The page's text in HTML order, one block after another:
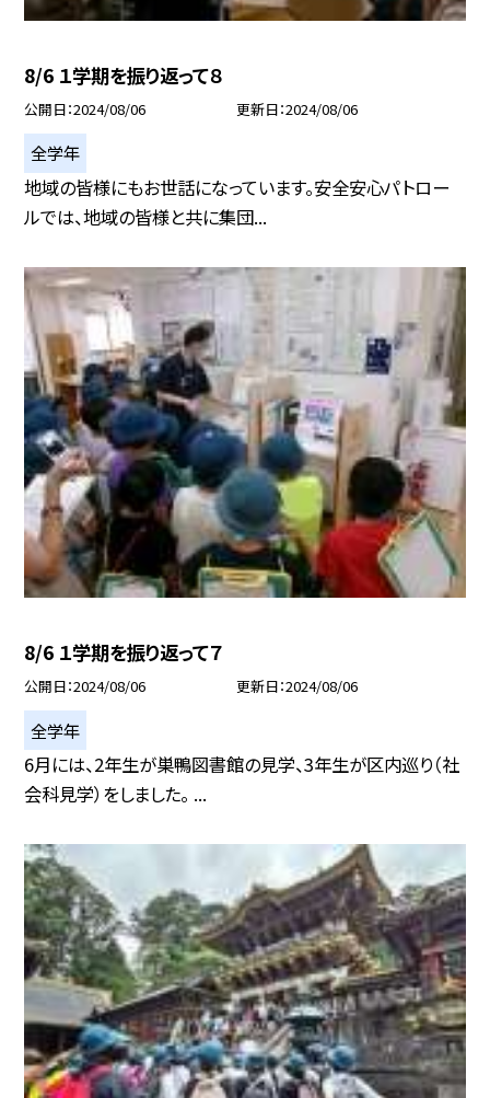
8/6 １学期を振り返って８
公開日 2024/08/06 更新日 2024/08/06
全学年
地域の皆様にもお世話になっています。安全安心パトロー
ルでは、地域の皆様と共に集団...
8/6 １学期を振り返って７
公開日 2024/08/06 更新日 2024/08/06
全学年
6月には、2年生が巣鴨図書館の見学、3年生が区内巡り（社
会科見学）をしました。 ...